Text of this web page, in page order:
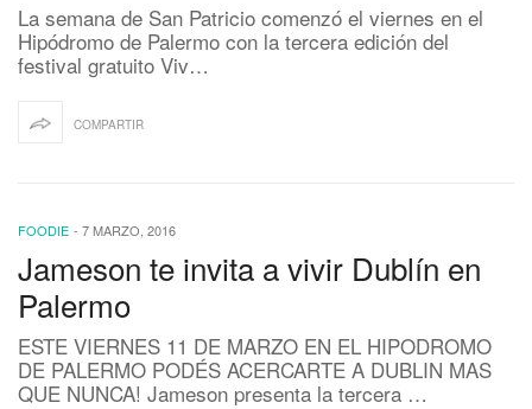
La semana de San Patricio comenzó el viernes en el
Hipódromo de Palermo con la tercera edición del
festival gratuito Viv…
COMPARTIR
FOODIE - 7 MARZO, 2016
Jameson te invita a vivir Dublín en
Palermo
ESTE VIERNES 11 DE MARZO EN EL HIPODROMO
DE PALERMO PODÉS ACERCARTE A DUBLIN MAS
QUE NUNCA! Jameson presenta la tercera …